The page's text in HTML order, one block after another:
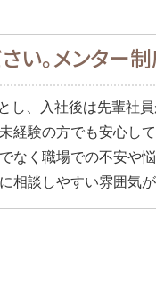
い。メンター
し、入社後は先輩社
経験の方でも安心し
なく職場での不安や
相談しやすい雰囲気が